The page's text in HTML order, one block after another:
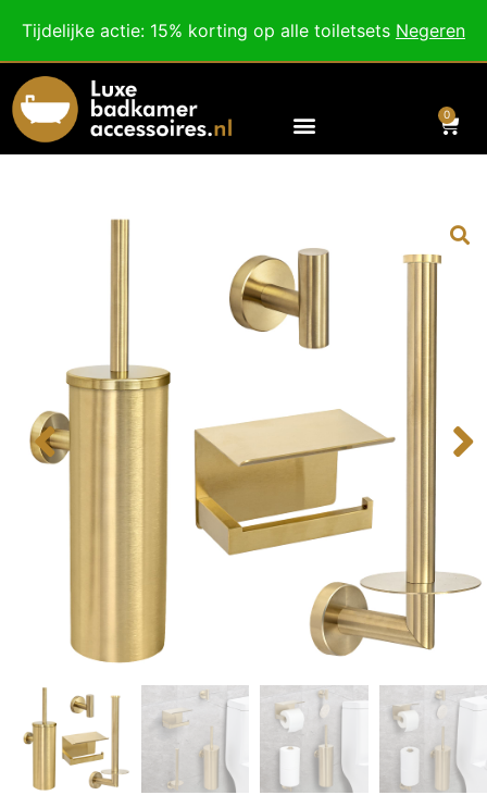
Tijdelijke actie: 15% korting op alle toiletsets Negeren
Voor 18:00 besteld, morgen in huis!
0